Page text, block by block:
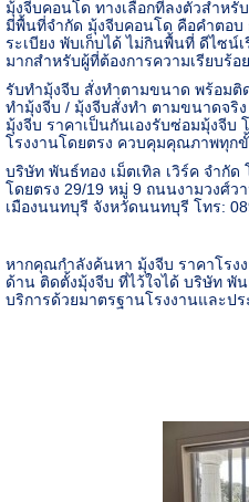
มุ้งจีบคอนโด ทางเลือกที่ลงตัวสำห
มีพื้นที่จำกัด มุ้งจีบคอนโด คือคำตอ
ระเบียง พับเก็บได้ ไม่กินพื้นที่ ดีไซน์
มากสำหรับผู้ที่ต้องการความเรียบร้
รับทำมุ้งจีบ สั่งทำตามขนาด พร้อมติ
ทำมุ้งจีบ / มุ้งจีบสั่งทำ ตามขนาดจริ
มุ้งจีบ ราคาเป็นกันเองรับซ่อมมุ้งจี
โรงงานโดยตรง ควบคุมคุณภาพทุก
บริษัท พันธ์ทอง เม็ตเทิล เวิร์ค จำกั
โดยตรง 29/19 หมู่ 9 ถนนงามวงศ์ว
เมืองนนทบุรี จังหวัดนนทบุรี โทร:
หากคุณกำลังค้นหา มุ้งจีบ ราคาโรง
ด้าน ติดตั้งมุ้งจีบ ที่ไว้ใจได้ บริษัท พั
บริการด้วยมาตรฐานโรงงานและป